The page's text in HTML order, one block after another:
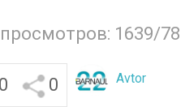
1639/
0 0 Avtor